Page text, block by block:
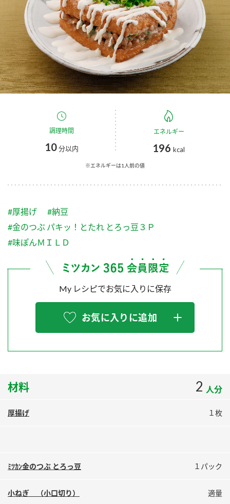
お酢ドリンク ぽん酢
みりん風・料理酒 鍋用調味料
つゆ たれ
スープ 中華
ふりかけ
Fibee
ブランド・スペシャルサイト
ブランド・スペシャルサイト トップ
商品ブランドサイト
Fibee（ファイビー）
くらしプラ酢
お酢ドリンク
つゆ
鍋なび
納豆のサイト
PIN印
三ツ判山吹
スペシャルサイト
お酢を知ろう！
すしラボ
ぽん酢サワー
鍋奉行マニュアル
ミツカンのCM
企業情報
国内事業概要
企業理念
ミツカンの歴史
ミツカンを知る
環境への取り組み
ZENB initiative
各部門が大切にしていること
お客様相談センター
お客様の声をいかしました
販売終了製品のご案内
よくあるご質問
地図から取り扱い店舗を探す
検索
調理時間
10分以内
エネルギー
196 kcal
※エネルギーは1人前の値
#厚揚げ
#納豆
#金のつぶ パキッ！とたれ とろっ豆３Ｐ
#味ぽんＭＩＬＤ
My レシピでお気に入りに保存
お気に入りに追加
材料 2 人分
厚揚げ １枚
ﾐﾂｶﾝ金のつぶ とろっ豆 １パック
小ねぎ （小口切り） 適量